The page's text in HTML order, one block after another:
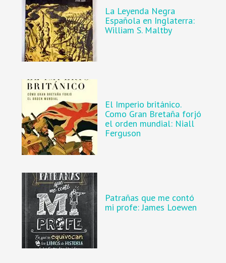
La Leyenda Negra
Española en Inglaterra:
William S. Maltby
El Imperio británico.
Como Gran Bretaña forjó
el orden mundial: Niall
Ferguson
Patrañas que me contó
mi profe: James Loewen